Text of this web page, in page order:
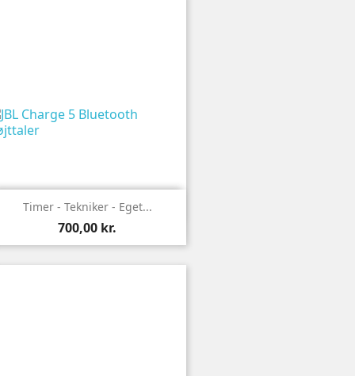
 Vis
Timer - Tekniker - Eget...
700,00 kr.